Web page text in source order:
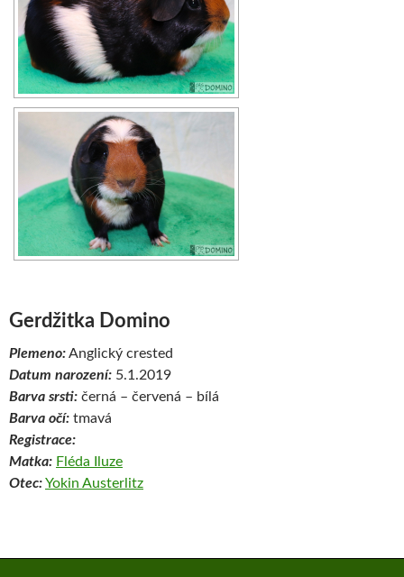
Gerdžitka Domino
Plemeno:Anglický crested
Datum narození: 5.1.2019
Barva srsti: černá – červená – bílá
Barva očí: tmavá
Registrace:
Matka: Fléda Iluze
Otec:Yokin Austerlitz